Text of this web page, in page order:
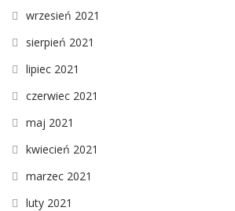
wrzesień 2021
sierpień 2021
lipiec 2021
czerwiec 2021
maj 2021
kwiecień 2021
marzec 2021
luty 2021